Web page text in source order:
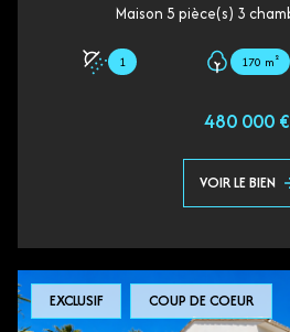
1 170 m²
480 000 €
VOIR LE BIEN
EXCLUSIF COUP DE COEUR